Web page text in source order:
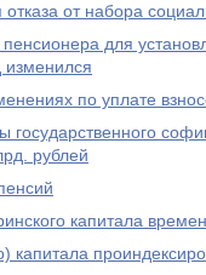
от набора
для
изменился
по уплате
государственного
рублей
капитала
капитала